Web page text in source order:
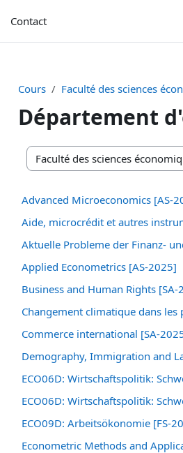
Contact
Cours Faculté des sciences
Département
Catégories de cours
Advanced Microeconomics [AS-
Aide, microcrédit et autres
Aktuelle Probleme der Finanz-
Applied Econometrics [AS-2025]
Business and Human Rights [SA-
Changement climatique dans
Commerce international [SA-
Demography, Immigration and
ECO06D: Wirtschaftspolitik:
ECO06D: Wirtschaftspolitik:
ECO09D: Arbeitsökonomie [FS-
Econometric Methods and